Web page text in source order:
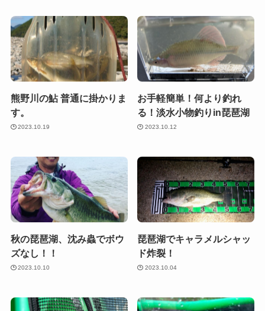
熊野川の鮎 普通に掛かりま
す。
2023.10.19
お手軽簡単！何より釣れ
る！淡水小物釣りin琵琶湖
2023.10.12
秋の琵琶湖、沈み蟲でボウ
ズなし！！
2023.10.10
琵琶湖でキャラメルシャッ
ド炸裂！
2023.10.04